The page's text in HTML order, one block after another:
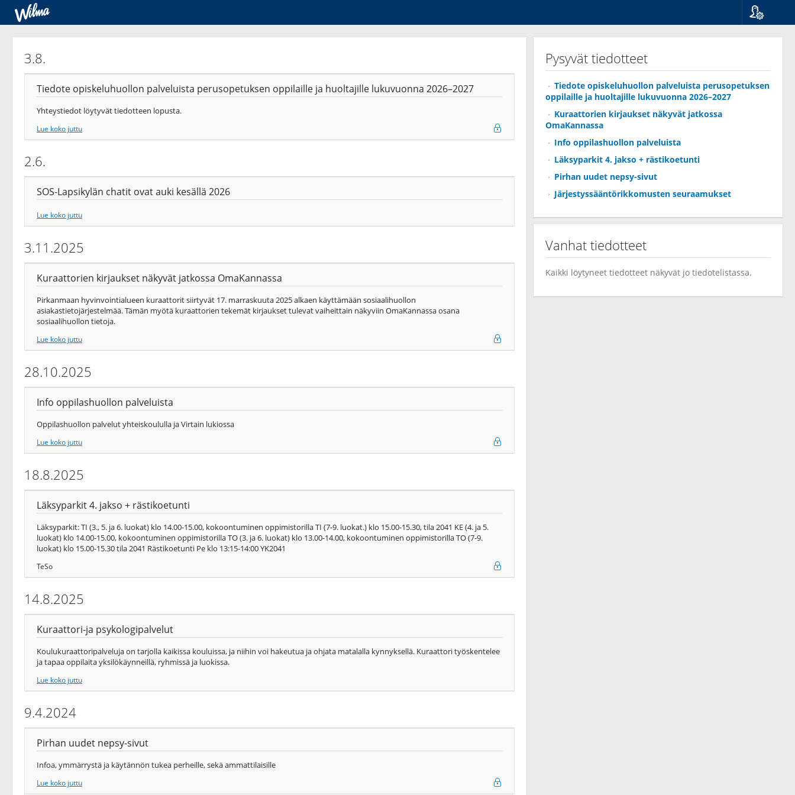
Pysyvät tiedotteet
Tiedote opiskeluhuollon palveluista perusopetuksen
oppilaille ja huoltajille lukuvuonna 2026–2027
Kuraattorien kirjaukset näkyvät jatkossa
OmaKannassa
Info oppilashuollon palveluista
Läksyparkit 4. jakso + rästikoetunti
Pirhan uudet nepsy-sivut
Järjestyssääntörikkomusten seuraamukset
Vanhat tiedotteet
Kaikki löytyneet tiedotteet näkyvät jo tiedotelistassa.
3.8.
Tiedote opiskeluhuollon palveluista perusopetuksen oppilaille ja huoltajille lukuvuonna 2026–2027
Yhteystiedot löytyvät tiedotteen lopusta.
Lue koko juttu
2.6.
SOS-Lapsikylän chatit ovat auki kesällä 2026
Lue koko juttu
3.11.2025
Kuraattorien kirjaukset näkyvät jatkossa OmaKannassa
Pirkanmaan hyvinvointialueen kuraattorit siirtyvät 17. marraskuuta 2025 alkaen käyttämään sosiaalihuollon
asiakastietojärjestelmää. Tämän myötä kuraattorien tekemät kirjaukset tulevat vaiheittain näkyviin OmaKannassa osana
sosiaalihuollon tietoja.
Lue koko juttu
28.10.2025
Info oppilashuollon palveluista
Oppilashuollon palvelut yhteiskoululla ja Virtain lukiossa
Lue koko juttu
18.8.2025
Läksyparkit 4. jakso + rästikoetunti
Läksyparkit: TI (3., 5. ja 6. luokat) klo 14.00-15.00, kokoontuminen oppimistorilla TI (7-9. luokat.) klo 15.00-15.30, tila 2041 KE (4. ja 5.
luokat) klo 14.00-15.00, kokoontuminen oppimistorilla TO (3. ja 6. luokat) klo 13.00-14.00, kokoontuminen oppimistorilla TO (7-9.
luokat) klo 15.00-15.30 tila 2041 Rästikoetunti Pe klo 13:15-14:00 YK2041
TeSo
14.8.2025
Kuraattori-ja psykologipalvelut
Koulukuraattoripalveluja on tarjolla kaikissa kouluissa, ja niihin voi hakeutua ja ohjata matalalla kynnyksellä. Kuraattori työskentelee
ja tapaa oppilaita yksilökäynneillä, ryhmissä ja luokissa.
Lue koko juttu
9.4.2024
Pirhan uudet nepsy-sivut
Infoa, ymmärrystä ja käytännön tukea perheille, sekä ammattilaisille
Lue koko juttu